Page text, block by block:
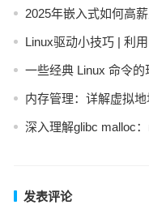
2025年嵌入式如何高薪
Linux驱动小技巧 | 利
一些经典 Linux 命令
内存管理：详解虚拟
深入理解glibc malloc
发表评论